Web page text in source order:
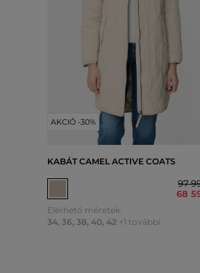
AKCIÓ -30%
KABÁT CAMEL ACTIVE COATS
97
68
Elérhető méretek:
34, 36, 38, 40, 42 +1 további